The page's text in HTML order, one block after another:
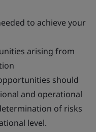
to achieve your
arising from
should
and operational
of risks
level.